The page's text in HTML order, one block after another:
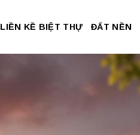
LIỀN KỀ BIỆT THỰ ĐẤT NỀN